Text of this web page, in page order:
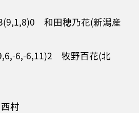
和田穂乃花(新潟産
6,-6,11)2 牧野百花(北
村